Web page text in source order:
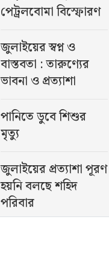
পেট্রলবোমা বিস্ফোরণ
জুলাইয়ের স্বপ্ন ও
বাস্তবতা : তারুণ্যের
ভাবনা ও প্রত্যাশা
পানিতে ডুবে শিশুর
মৃত্যু
জুলাইয়ের প্রত্যাশা পূরণ
হয়নি বলছে শহিদ
পরিবার